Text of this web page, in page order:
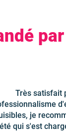
Très satisfait
je
qui s'est